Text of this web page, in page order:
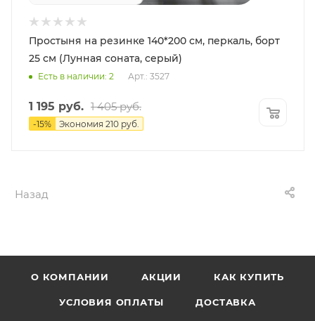
Простыня на резинке 140*200 см, перкаль, борт
25 см (Лунная соната, серый)
Есть в наличии: 2 Арт.: 3527
1 195 руб. 1 405руб.
-15% Экономия 210 руб.
Назад
О КОМПАНИИ АКЦИИ КАК КУПИТЬ
УСЛОВИЯ ОПЛАТЫ ДОСТАВКА